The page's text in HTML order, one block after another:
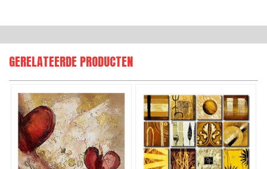
GERELATEERDE PRODUCTEN